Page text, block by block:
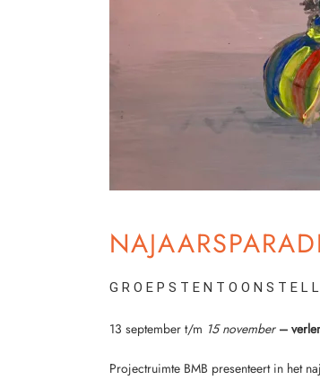
G R O E P S T E N T O O N S T E
13 september t/m 15 november –
Projectruimte BMB presenteert in het